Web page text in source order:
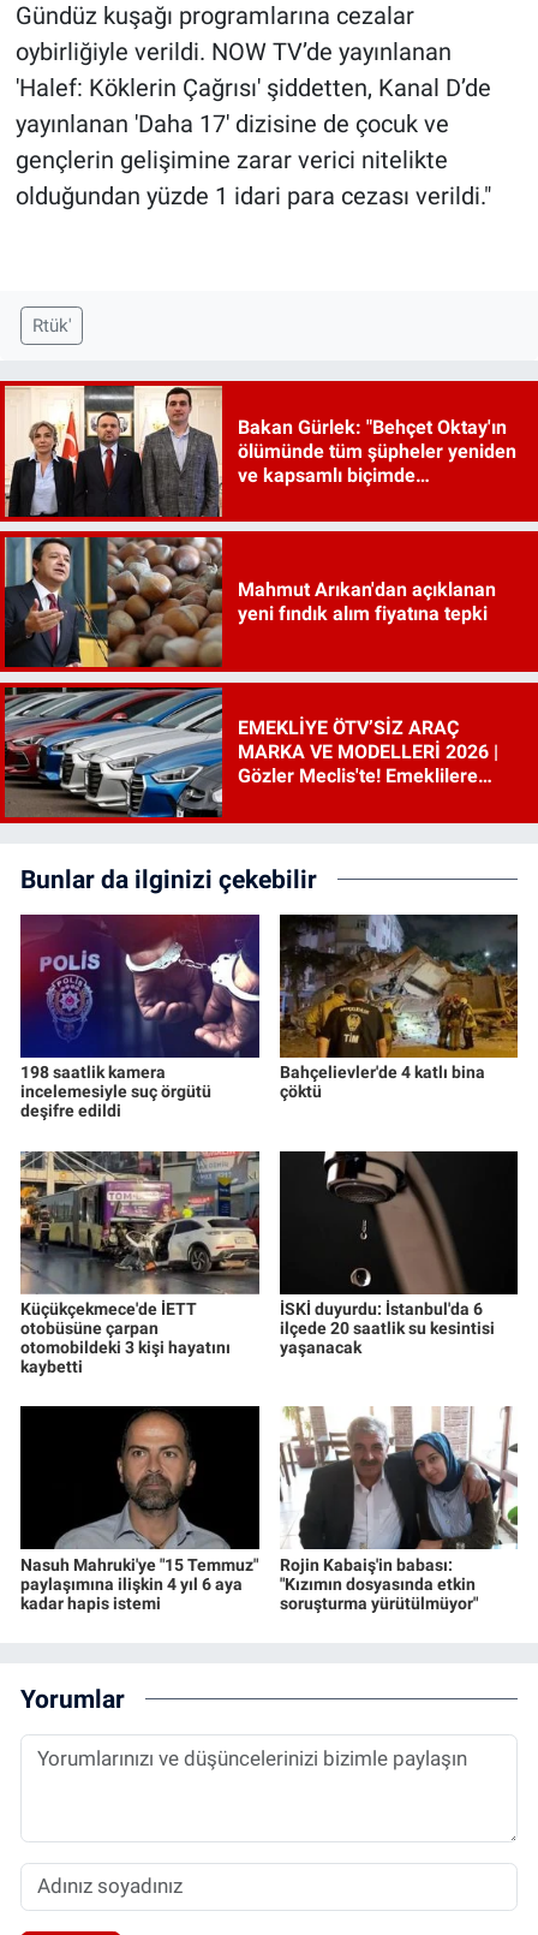
Gündüz kuşağı programlarına cezalar
oybirliğiyle verildi. NOW TV’de yayınlanan
'Halef: Köklerin Çağrısı' şiddetten, Kanal D’de
yayınlanan 'Daha 17' dizisine de çocuk ve
gençlerin gelişimine zarar verici nitelikte
olduğundan yüzde 1 idari para cezası verildi."
Rtük'
Bakan Gürlek: "Behçet Oktay'ın
ölümünde tüm şüpheler yeniden
ve kapsamlı biçimde
Mahmut Arıkan'dan açıklanan
yeni fındık alım fiyatına tepki
EMEKLİYE ÖTV’SİZ ARAÇ
MARKA VE MODELLERİ 2026 |
Gözler Meclis'te! Emeklilere
ne?
Bunlar da ilginizi çekebilir
198 saatlik kamera
incelemesiyle suç örgütü
deşifre edildi
Bahçelievler'de 4 katlı bina
çöktü
Küçükçekmece'de İETT
otobüsüne çarpan
otomobildeki 3 kişi hayatını
kaybetti
İSKİ duyurdu: İstanbul'da 6
ilçede 20 saatlik su kesintisi
yaşanacak
Nasuh Mahruki'ye "15 Temmuz"
paylaşımına ilişkin 4 yıl 6 aya
kadar hapis istemi
Rojin Kabaiş'in babası:
"Kızımın dosyasında etkin
soruşturma yürütülmüyor"
Yorumlar